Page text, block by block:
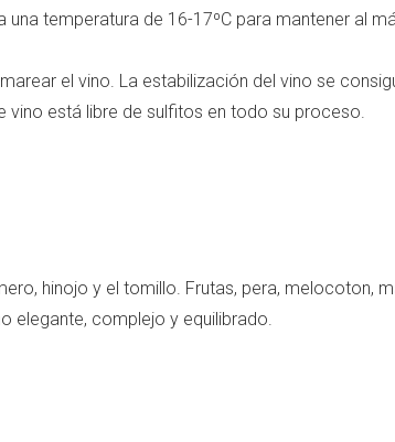
temperatura de 16-17ºC para mantener al
el vino. La estabilización del vino se
vino está libre de sulfitos en todo su proceso.
hinojo y el tomillo. Frutas, pera, melocoton,
elegante, complejo y equilibrado.